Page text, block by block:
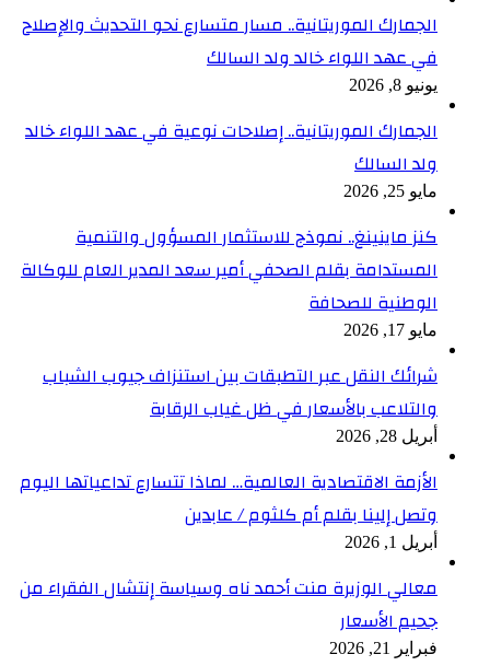
الجمارك الموريتانية.. مسار متسارع نحو التحديث والإصلاح
في عهد اللواء خالد ولد السالك
يونيو 8, 2026
الجمارك الموريتانية.. إصلاحات نوعية في عهد اللواء خالد
ولد السالك
مايو 25, 2026
كنز ماينينغ.. نموذج للاستثمار المسؤول والتنمية
المستدامة بقلم الصحفي أمير سعد المدير العام للوكالة
الوطنية للصحافة
مايو 17, 2026
شرائك النقل عبر التطبقات بين استنزاف جيوب الشباب
والتلاعب بالأسعار في ظل غياب الرقابة
أبريل 28, 2026
الأزمة الاقتصادية العالمية… لماذا تتسارع تداعياتها اليوم
وتصل إلينا بقلم أم كلثوم / عابدين
أبريل 1, 2026
معالي الوزيرة منت أحمد ناه وسياسة إنتشال الفقراء من
جحيم الأسعار
فبراير 21, 2026